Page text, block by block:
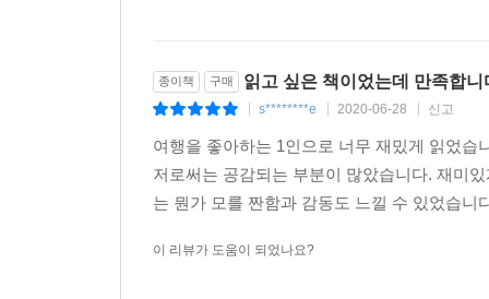
종이책 구매 읽고 싶은 책이었는데 만족합니
s********e 2020-06-28 신고
여행을 좋아하는 1인으로 너무 재밌게 읽었
저로써는 공감되는 부분이 많았습니다. 재미
는 뭔가 모를 짠함과 감동도 느낄 수 있었습
이 리뷰가 도움이 되었나요?